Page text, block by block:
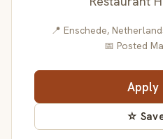
📍 Enschede,
📅 Posted
Apply
☆